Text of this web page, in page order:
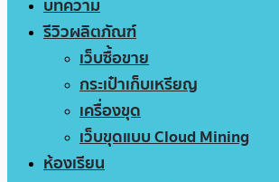
บทความ
รีวิวผลิตภัณฑ์
เว็บซื้อขาย
กระเป๋าเก็บเหรียญ
เครื่องขุด
เว็บขุดแบบ Cloud Mining
ห้องเรียน